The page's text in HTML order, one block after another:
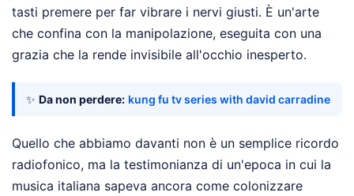
tasti premere per far vibrare i nervi giusti. È un'arte
che confina con la manipolazione, eseguita con una
grazia che la rende invisibile all'occhio inesperto.
✨ Da non perdere: kung fu tv series with david carradine
Quello che abbiamo davanti non è un semplice ricordo
radiofonico, ma la testimonianza di un'epoca in cui la
musica italiana sapeva ancora come colonizzare